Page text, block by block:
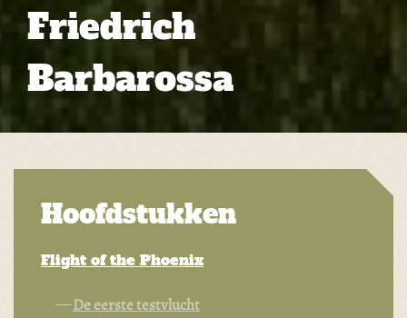
Friedrich
Barbarossa
Hoofdstukken
Flight of the Phoenix
De eerste testvlucht